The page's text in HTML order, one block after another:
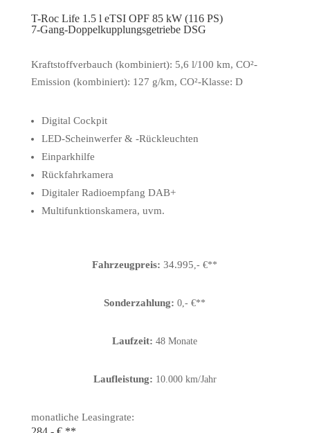
T-Roc Life 1.5 l eTSI OPF 85 kW (116 PS)
7-Gang-Doppelkupplungsgetriebe DSG
Kraftstoffverbauch (kombiniert): 5,6 l/100 km, CO²-
Emission (kombiniert): 127 g/km, CO²-Klasse: D
Digital Cockpit
LED-Scheinwerfer & -Rückleuchten
Einparkhilfe
Rückfahrkamera
Digitaler Radioempfang DAB+
Multifunktionskamera, uvm.
Fahrzeugpreis:34.995,- €**
Sonderzahlung:0,- €**
Laufzeit:48 Monate
Laufleistung: 10.000 km/Jahr
monatliche Leasingrate: